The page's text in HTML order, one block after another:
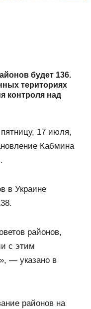
будет 136.
териториях
контроля над
17 июля,
Кабмина
в Украине
районов,
с этим
— указано в
районов на